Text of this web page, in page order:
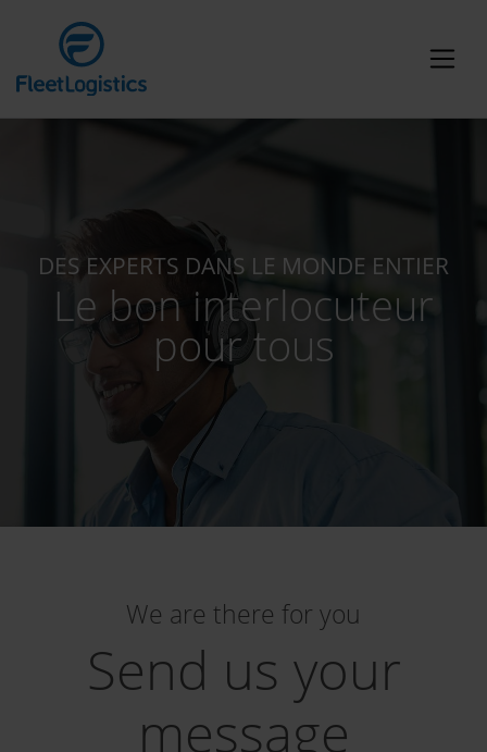
DES EXPERTS DANS LE MONDE ENTIER
Le bon interlocuteur
pour tous
We are there for you
Send us your
message